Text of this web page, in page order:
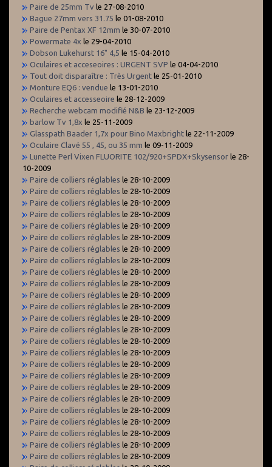
Paire de 25mm Tv le 27-08-2010
Bague 27mm vers 31.75 le 01-08-2010
Paire de Pentax XF 12mm le 30-07-2010
Powermate 4x le 29-04-2010
Dobson Lukehurst 16" 4,5 le 15-04-2010
Oculaires et acceseoires : URGENT SVP le 04-04-2010
Tout doit disparaître : Très Urgent le 25-01-2010
Monture EQ6 : vendue le 13-01-2010
Oculaires et accesseoire le 28-12-2009
Recherche webcam modifié N&B le 23-12-2009
barlow Tv 1,8x le 25-11-2009
Glasspath Baader 1,7x pour Bino Maxbright le 22-11-2009
Oculaire Clavé 55 , 45, ou 35 mm le 09-11-2009
Lunette Perl Vixen FLUORITE 102/920+SPDX+Skysensor le 28-
10-2009
Paire de colliers réglables le 28-10-2009
Paire de colliers réglables le 28-10-2009
Paire de colliers réglables le 28-10-2009
Paire de colliers réglables le 28-10-2009
Paire de colliers réglables le 28-10-2009
Paire de colliers réglables le 28-10-2009
Paire de colliers réglables le 28-10-2009
Paire de colliers réglables le 28-10-2009
Paire de colliers réglables le 28-10-2009
Paire de colliers réglables le 28-10-2009
Paire de colliers réglables le 28-10-2009
Paire de colliers réglables le 28-10-2009
Paire de colliers réglables le 28-10-2009
Paire de colliers réglables le 28-10-2009
Paire de colliers réglables le 28-10-2009
Paire de colliers réglables le 28-10-2009
Paire de colliers réglables le 28-10-2009
Paire de colliers réglables le 28-10-2009
Paire de colliers réglables le 28-10-2009
Paire de colliers réglables le 28-10-2009
Paire de colliers réglables le 28-10-2009
Paire de colliers réglables le 28-10-2009
Paire de colliers réglables le 28-10-2009
Paire de colliers réglables le 28-10-2009
Paire de colliers réglables le 28-10-2009